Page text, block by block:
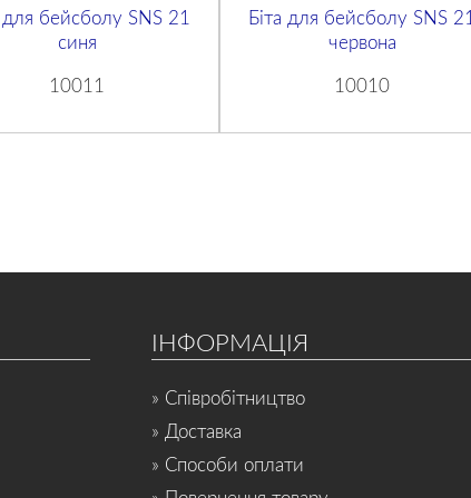
для бейсболу SNS 21
синя
10011
Біта для бейсболу SNS 21
червона
10010
ІНФОРМАЦІЯ
» Співробітництво
» Доставка
» Способи оплати